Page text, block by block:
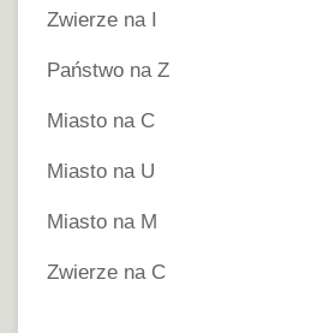
Zwierze na I
Państwo na Z
Miasto na C
Miasto na U
Miasto na M
Zwierze na C